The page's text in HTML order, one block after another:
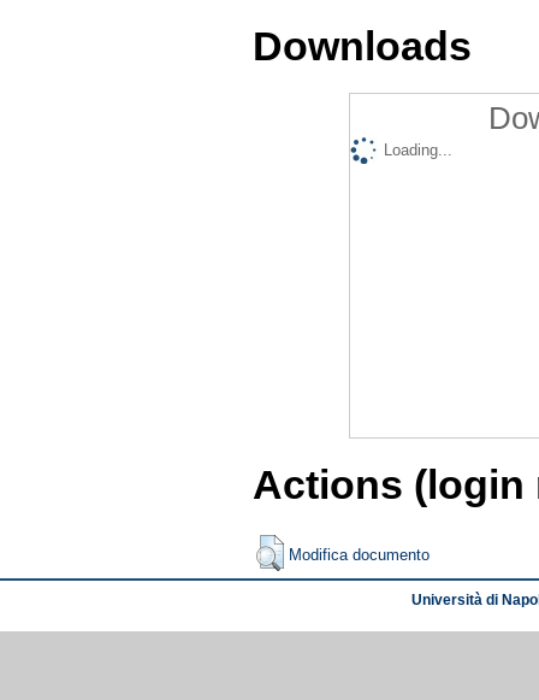
Downloads
Loading...
Actions (login
Modifica documento
Università di